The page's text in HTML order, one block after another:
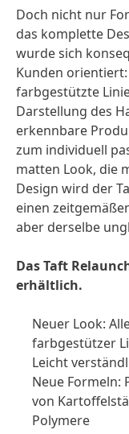
Doch nicht nur
das komplette
wurde sich
Kunden
farbgestützte
Darstellung des
erkennbare
zum individuell
matten Look, die
Design wird der
einen
aber derselbe
Das Taft
erhältlich.
Neuer Look:
farbgestützer
Leicht
Neue Formeln:
von
Polymere